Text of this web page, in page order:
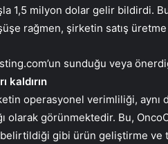
1,5 milyon dolar gelir bildirdi.
rağmen, şirketin satış
sunduğu veya
kaldırın
operasyonel verimliliği, aynı
olarak görünmektedir. Bu,
gibi ürün geliştirme ve